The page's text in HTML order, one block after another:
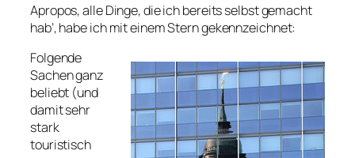
Apropos, alle Dinge, die ich bereits selbst gemacht
hab’, habe ich mit einem Stern gekennzeichnet:
Folgende
Sachen ganz
beliebt (und
damit sehr
stark
touristisch